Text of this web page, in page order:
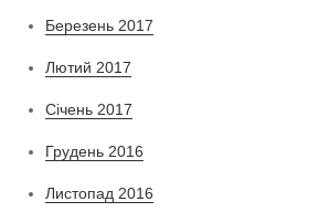
Березень 2017
Лютий 2017
Січень 2017
Грудень 2016
Листопад 2016